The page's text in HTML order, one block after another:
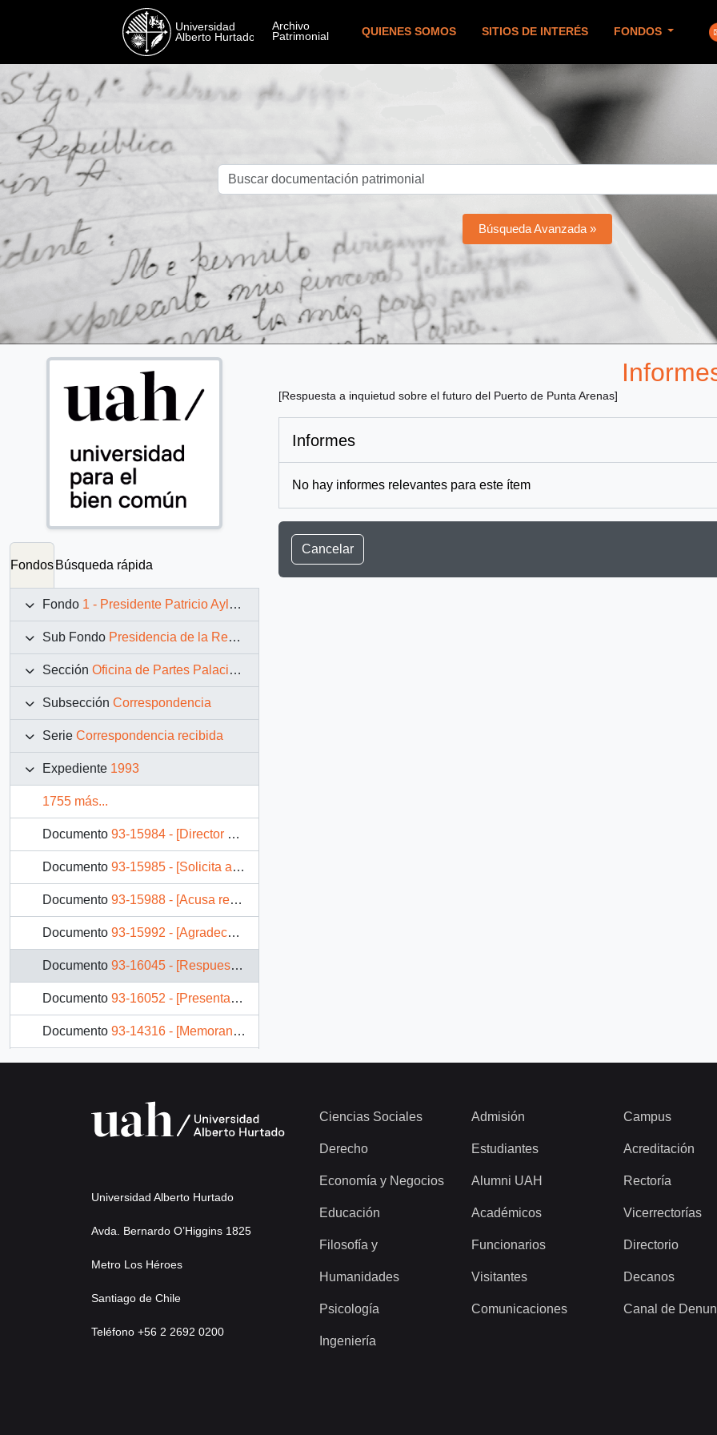
QUIENES SOMOS SITIOS DE INTERÉS FONDOS
Búsqueda Avanzada »
Fondos Búsqueda rápida
Fondo 1 - Presidente Patricio Aylwin Azócar (1990-1994)
Sub Fondo Presidencia de la República (11 marzo 1990 – 11 marzo 1994)
Sección Oficina de Partes Palacio de La Moneda
Subsección Correspondencia
Serie Correspondencia recibida
Expediente 1993
1755 más...
Documento 93-15984 - [Director de Ceremonial y Protocolo, solicita audiencia para Gobernador]
Documento 93-15985 - [Solicita audiencia]
Documento 93-15988 - [Acusa recibo de comunicación]
Documento 93-15992 - [Agradece mensaje]
Documento 93-16045 - [Respuesta a inquietud sobre el futuro del Puerto de Punta Arenas]
Documento 93-16052 - [Presentación de la Junta de Vecinos del Asentamiento El Sauce]
Documento 93-14316 - [Memorandum N° 726 de Director de Ceremonial y Protocolo, remite documento]
Documento 93-14322 - [Copia de Decreto N° 271 de Ministerio de Eduacación, autoriza pago de honorarios]
1449 más...
[Respuesta a inquietud sobre el futuro del Puerto de Punta Arenas]
Informes
No hay informes relevantes para este ítem
Cancelar
Universidad Alberto Hurtado
Avda. Bernardo O’Higgins 1825
Metro Los Héroes
Santiago de Chile
Teléfono +56 2 2692 0200
Ciencias Sociales
Derecho
Economía y Negocios
Educación
Filosofía y
Humanidades
Psicología
Ingeniería
Admisión
Estudiantes
Alumni UAH
Académicos
Funcionarios
Visitantes
Comunicaciones
Campus
Acreditación
Rectoría
Vicerrectorías
Directorio
Decanos
Canal de